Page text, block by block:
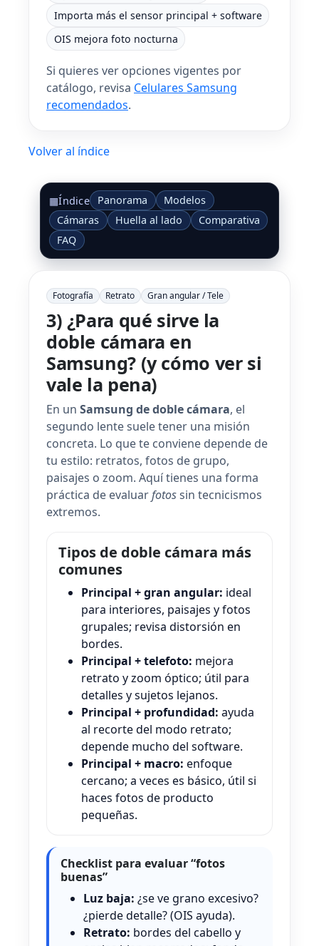
Importa más el sensor principal + software
OIS mejora foto nocturna
Si quieres ver opciones vigentes por
catálogo, revisa Celulares Samsung
recomendados.
Volver al índice
▦Índice Panorama
Modelos
Cámaras
Huella al lado
Comparativa
FAQ
Fotografía Retrato Gran angular / Tele
3) ¿Para qué sirve la
doble cámara en
Samsung? (y cómo ver si
vale la pena)
En un Samsung de doble cámara, el
segundo lente suele tener una misión
concreta. Lo que te conviene depende de
tu estilo: retratos, fotos de grupo,
paisajes o zoom. Aquí tienes una forma
práctica de evaluarfotossin tecnicismos
extremos.
Tipos de doble cámara más
comunes
Principal + gran angular: ideal
para interiores, paisajes y fotos
grupales; revisa distorsión en
bordes.
Principal + telefoto: mejora
retrato y zoom óptico; útil para
detalles y sujetos lejanos.
Principal + profundidad: ayuda
al recorte del modo retrato;
depende mucho del software.
Principal + macro: enfoque
cercano; a veces es básico, útil si
haces fotos de producto
pequeñas.
Checklist para evaluar “fotos
buenas”
Luz baja: ¿se ve grano excesivo?
¿pierde detalle? (OIS ayuda).
Retrato: bordes del cabello y